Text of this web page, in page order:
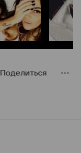
Поделиться